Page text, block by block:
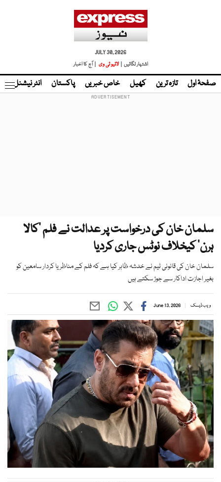
JULY 30, 2026
اشتہار لگائیں |
لائیو ٹی وی | آج کا اخبار
صفحۂ اول تازہ ترین کھیل خاص خبریں پاکستان انٹر نیشنل
سلمان خان کی درخواست پر عدالت نے فلم ‘کالا
ہرن’ کیخلاف نوٹس جاری کردیا
سلمان خان کی قانونی ٹیم نے خدشہ ظاہر کیا ہے کہ فلم کے مناظر یا کردار سامعین کو
بغیر اجازت اداکار سے جوڑ سکتے ہیں
ویب ڈیسک June 13, 2026